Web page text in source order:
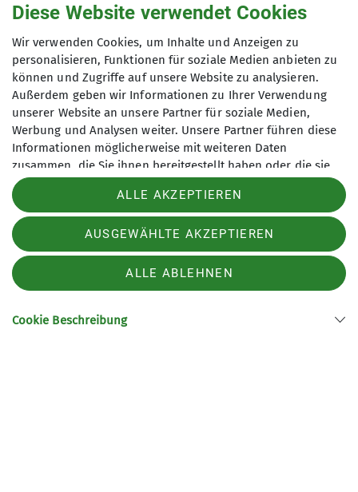
Aktuelles
Weitere Links
Sektion Bochum des Deutschen Alpenvereins e.V.
Normannenstr. 22
44793 Bochum
Telefon +49234504169
Datenschutz-Einstellungen
Impressum
Diese Website verwendet Cookies
Wir verwenden Cookies, um Inhalte und Anzeigen zu
personalisieren, Funktionen für soziale Medien anbieten zu
können und Zugriffe auf unsere Website zu analysieren.
Außerdem geben wir Informationen zu Ihrer Verwendung
unserer Website an unsere Partner für soziale Medien,
Werbung und Analysen weiter. Unsere Partner führen diese
Informationen möglicherweise mit weiteren Daten
zusammen, die Sie ihnen bereitgestellt haben oder die sie
im Rahmen Ihrer Nutzung der Dienste gesammelt haben.
YOUTUBE VIDEOS
Alles akzeptieren (Übertragung von Nutzerdaten und
Cookies)
Cookie Beschreibung
ALLE AKZEPTIEREN
AUSGEWÄHLTE AKZEPTIEREN
ALLE ABLEHNEN